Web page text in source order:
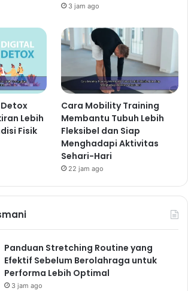
3 jam ago
Lebih
Fisik
Cara Mobility Training
Membantu Tubuh Lebih
Fleksibel dan Siap
Menghadapi Aktivitas
Sehari-Hari
22 jam ago
Panduan Stretching Routine yang
Efektif Sebelum Berolahraga untuk
Performa Lebih Optimal
3 jam ago